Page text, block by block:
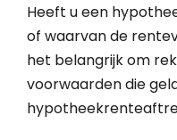
Heeft u een
of waarvan de
het belangrijk om
voorwaarden die